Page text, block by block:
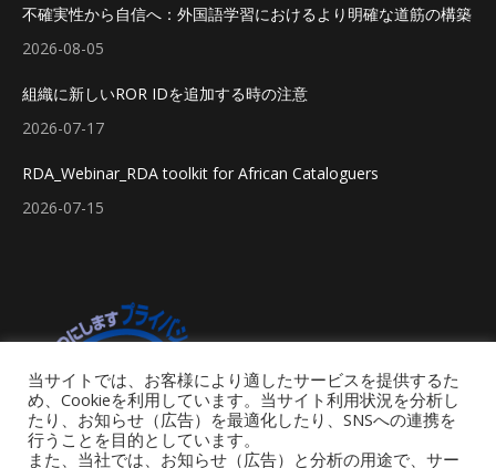
不確実性から自信へ：外国語学習におけるより明確な道筋の構築
2026-08-05
組織に新しいROR IDを追加する時の注意
2026-07-17
RDA_Webinar_RDA toolkit for African Cataloguers
2026-07-15
当サイトでは、お客様により適したサービスを提供するた
め、Cookieを利用しています。当サイト利用状況を分析し
たり、お知らせ（広告）を最適化したり、SNSへの連携を
行うことを目的としています。
また、当社では、お知らせ（広告）と分析の用途で、サー